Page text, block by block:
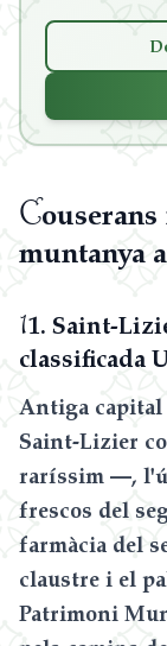
C
muntanya
11. Saint-
classificada
Antiga capital
Saint-Lizier
raríssim —,
frescos del
farmàcia del
claustre i el
Patrimoni